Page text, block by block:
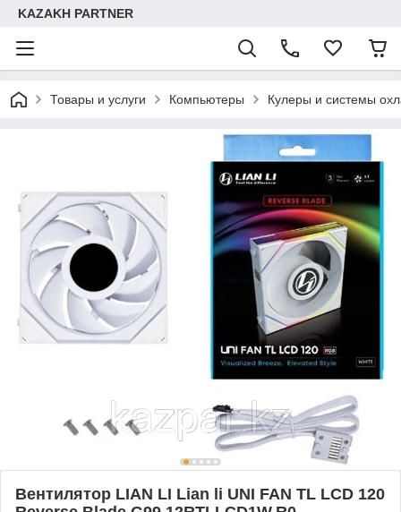
KAZAKH PARTNER
Товары и услуги Компьютеры Кулеры и системы
Вентилятор LIAN LI Lian li UNI FAN TL LCD 120